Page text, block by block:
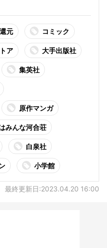
元 コミック
ア 大手出版社
集英社
原作マンガ
みんな河合荘
白泉社
小学館
最終更新日:2023.04.20 16:00